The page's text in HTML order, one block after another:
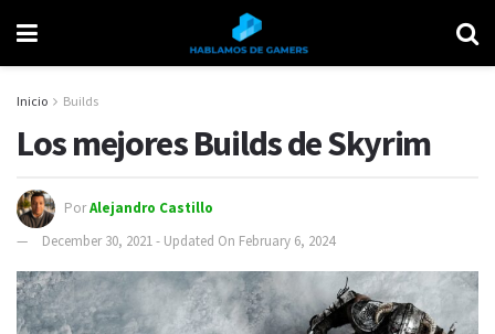
Inicio Builds
Los mejores Builds de Skyrim
PorAlejandro Castillo
December 30, 2021 - Updated On February 6, 2024